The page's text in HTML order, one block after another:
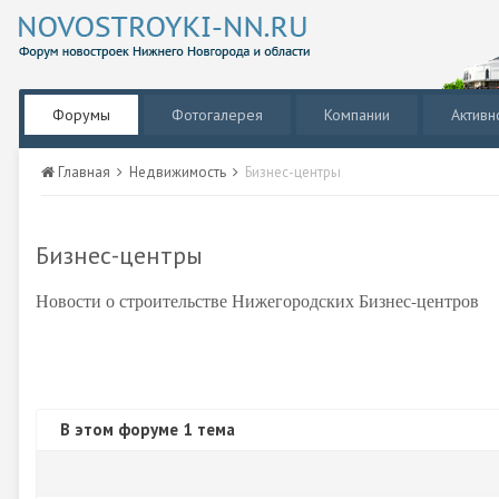
Форумы Фотогалерея Компании
Главная Недвижимость Бизнес-центры
Бизнес-центры
Новости о строительстве Нижегородских Бизнес-центров
В этом форуме 1 тема